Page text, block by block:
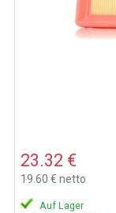
23.32 €
19.60 € netto
Auf Lager